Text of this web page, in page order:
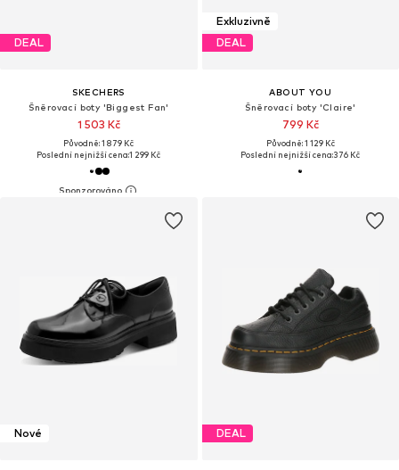
DEAL
SKECHERS
Šněrovací boty 'Biggest Fan'
1 503 Kč
Původně: 1 879 Kč
Poslední nejnižší cena:1 299 Kč
Exkluzivně
DEAL
ABOUT YOU
Šněrovací boty 'Claire'
799 Kč
Původně: 1 129 Kč
Poslední nejnižší cena:376 Kč
Nové DEAL